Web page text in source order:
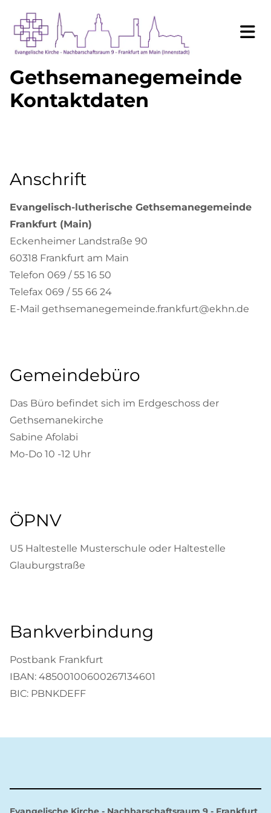
Gethsemanegemeinde
Kontaktdaten
Anschrift
Evangelisch-lutherische Gethsemanegemeinde
Frankfurt (Main)
Eckenheimer Landstraße 90
60318 Frankfurt am Main
Telefon 069 / 55 16 50
Telefax 069 / 55 66 24
E-Mail gethsemanegemeinde.frankfurt@ekhn.de
Gemeindebüro
Das Büro befindet sich im Erdgeschoss der
Gethsemanekirche
Sabine Afolabi
Mo-Do 10 -12 Uhr
ÖPNV
U5 Haltestelle Musterschule oder Haltestelle
Glauburgstraße
Bankverbindung
Postbank Frankfurt
IBAN: 48500100600267134601
BIC: PBNKDEFF